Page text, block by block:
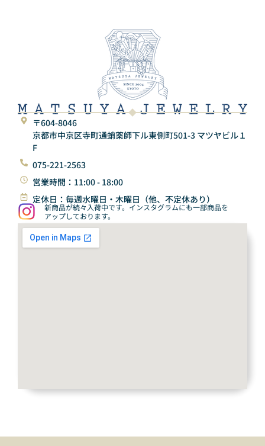
〒604-8046
京都市中京区寺町通蛸薬師下ル東側町501-3 マツヤビル１
F
075-221-2563
営業時間：11:00 - 18:00
定休日：毎週水曜日・木曜日（他、不定休あり）
新商品が続々入荷中です。インスタグラムにも一部商品を
アップしております。